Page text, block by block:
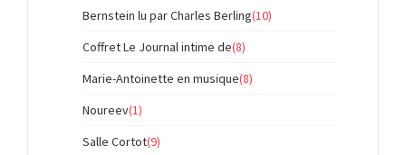
Bernstein lu par Charles Berling(10)
Coffret Le Journal intime de(8)
Marie-Antoinette en musique(8)
Noureev(1)
Salle Cortot(9)